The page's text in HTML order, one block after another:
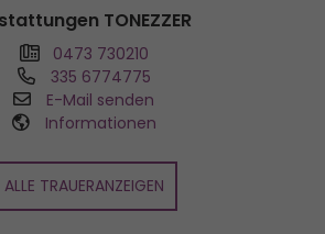
TONEZZER
0473 730210
335 6774775
E-Mail senden
Informationen
ALLE TRAUERANZEIGEN